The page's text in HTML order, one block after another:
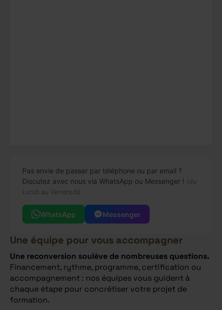
Pas envie de passer par téléphone ou par email ?
Discutez avec nous via WhatsApp ou Messenger ! (du
Lundi au Vendredi)
WhatsApp Messenger
Une équipe pour vous accompagner
Une reconversion soulève de nombreuses questions.
Financement, rythme, programme, certification ou
accompagnement : nos équipes vous guident à
chaque étape pour concrétiser votre projet de
formation.